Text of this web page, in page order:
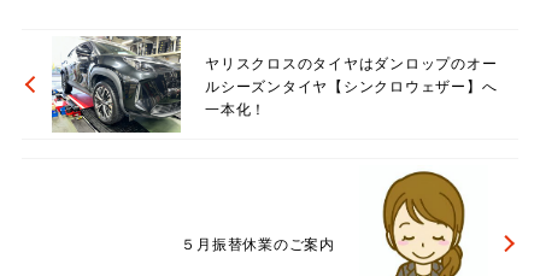
ヤリスクロスのタイヤはダンロップのオー
ルシーズンタイヤ【シンクロウェザー】へ
一本化！
５月振替休業のご案内